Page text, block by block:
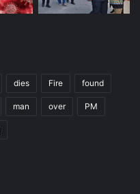
dies Fire found
man over PM